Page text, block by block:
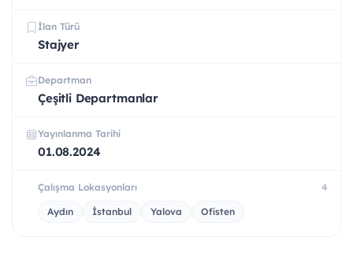
İlan Türü
Stajyer
Departman
Çeşitli Departmanlar
Yayınlanma Tarihi
01.08.2024
Çalışma Lokasyonları 4
Aydın İstanbul Yalova Ofisten